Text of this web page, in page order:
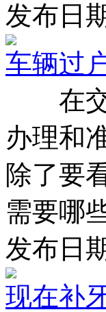
发布日
车辆过
在交
办理和
除了要
需要哪
发布日
现在补